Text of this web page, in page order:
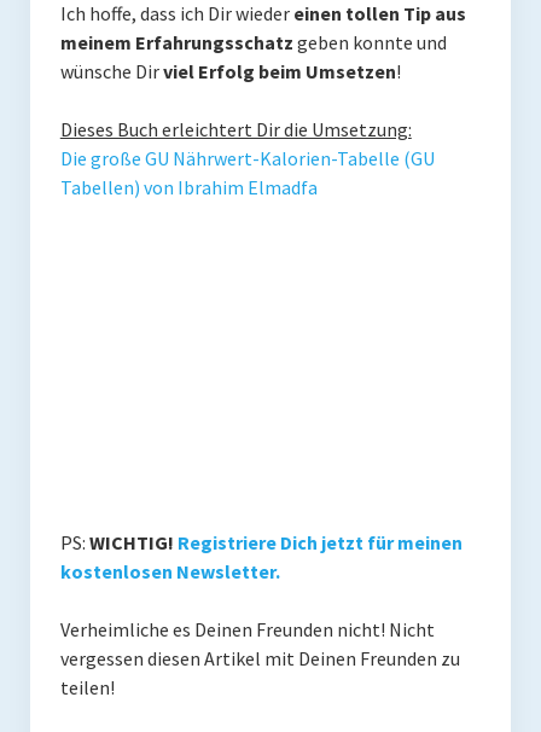
Ich hoffe, dass ich Dir wieder einen tollen Tip aus
meinem Erfahrungsschatz geben konnte und
wünsche Dirviel Erfolg beim Umsetzen!
Dieses Buch erleichtert Dir die Umsetzung:
Die große GU Nährwert-Kalorien-Tabelle (GU
Tabellen) von Ibrahim Elmadfa
PS: WICHTIG! Registriere Dich jetzt für meinen
kostenlosen Newsletter.
Verheimliche es Deinen Freunden nicht! Nicht
vergessen diesen Artikel mit Deinen Freunden zu
teilen!